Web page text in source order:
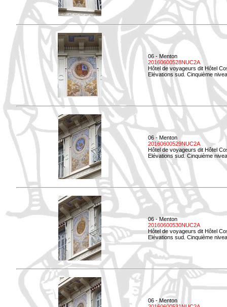
06 - Menton
20160600528NUC2A
Hôtel de voyageurs dit Hôtel
Elévations sud. Cinquième
06 - Menton
20160600529NUC2A
Hôtel de voyageurs dit Hôtel
Elévations sud. Cinquième
06 - Menton
20160600530NUC2A
Hôtel de voyageurs dit Hôtel
Elévations sud. Cinquième
06 - Menton